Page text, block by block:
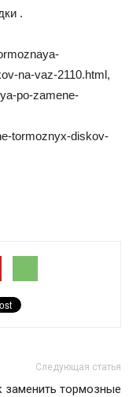
.
na-vaz-2110.html,
po-zamene-
tormoznyx-diskov-
Следующая статья
заменить тормозные